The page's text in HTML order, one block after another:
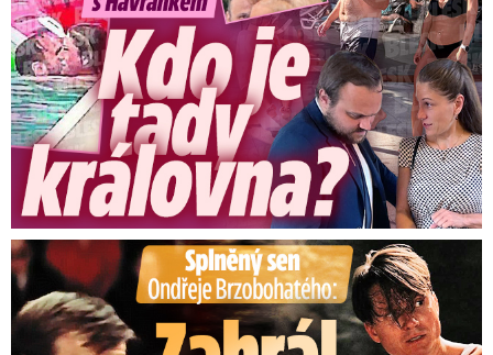
Splněný sen Ondřeje Brzobohatého: Zahrál si svého tátu